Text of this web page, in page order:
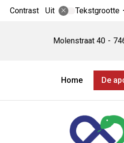
Contrast Uit Tekstgrootte
Molenstraat 40
Hoofdmenu
Home
De